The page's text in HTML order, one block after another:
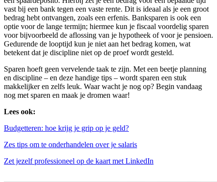
vast bij een bank tegen een vaste rente. Dit is ideaal als je een groot
bedrag hebt ontvangen, zoals een erfenis. Banksparen is ook een
optie voor de lange termijn; hiermee kun je fiscaal voordelig sparen
voor bijvoorbeeld de aflossing van je hypotheek of voor je pensioen.
Gedurende de looptijd kun je niet aan het bedrag komen, wat
betekent dat je discipline niet op de proef wordt gesteld.
Sparen hoeft geen vervelende taak te zijn. Met een beetje planning
en discipline – en deze handige tips – wordt sparen een stuk
makkelijker en zelfs leuk. Waar wacht je nog op? Begin vandaag
nog met sparen en maak je dromen waar!
Lees ook:
Budgetteren: hoe krijg je grip op je geld?
Zes tips om te onderhandelen over je salaris
Zet jezelf professioneel op de kaart met LinkedIn